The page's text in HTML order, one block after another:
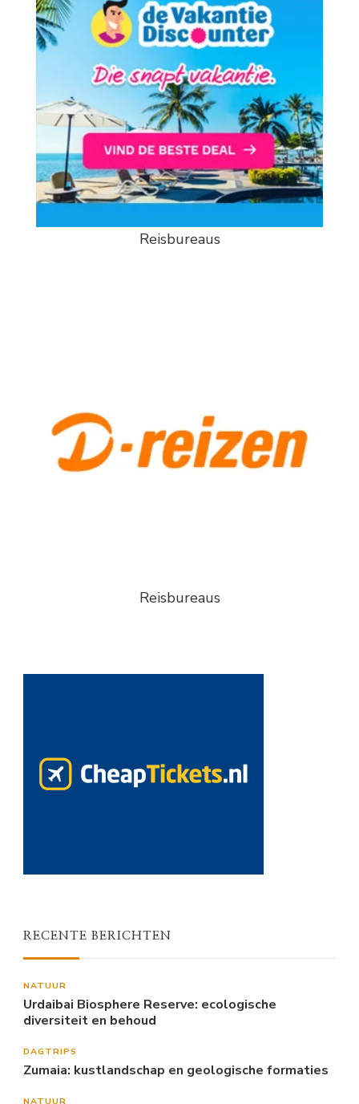
Reisbureaus
Reisbureaus
RECENTE BERICHTEN
NATUUR
Urdaibai Biosphere Reserve: ecologische
diversiteit en behoud
DAGTRIPS
Zumaia: kustlandschap en geologische formaties
NATUUR